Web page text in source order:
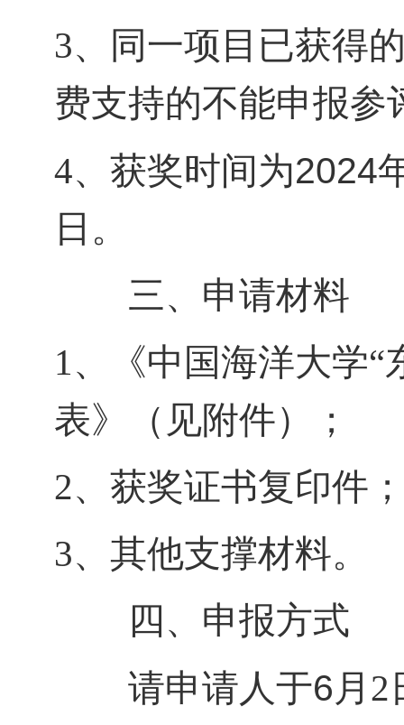
3、同一项目已获得
费支持的不能申报参
4、获奖时间为2024
日。
三、申请材料
1、《中国海洋大学“
表》（见附件）；
2、获奖证书复印件
3、其他支撑材料。
四、申报方式
请申请人于6 月 2